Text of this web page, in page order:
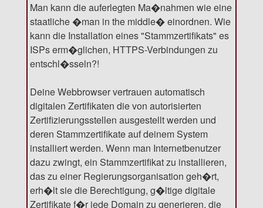
Man kann die auferlegten Ma�nahmen wie eine
staatliche �man in the middle� einordnen. Wie
kann die Installation eines "Stammzertifikats" es
ISPs erm�glichen, HTTPS-Verbindungen zu
entschl�sseln?!
Deine Webbrowser vertrauen automatisch
digitalen Zertifikaten die von autorisierten
Zertifizierungsstellen ausgestellt werden und
deren Stammzertifikate auf deinem System
installiert werden. Wenn man Internetbenutzer
dazu zwingt, ein Stammzertifikat zu installieren,
das zu einer Regierungsorganisation geh�rt,
erh�lt sie die Berechtigung, g�ltige digitale
Zertifikate f�r jede Domain zu generieren, die